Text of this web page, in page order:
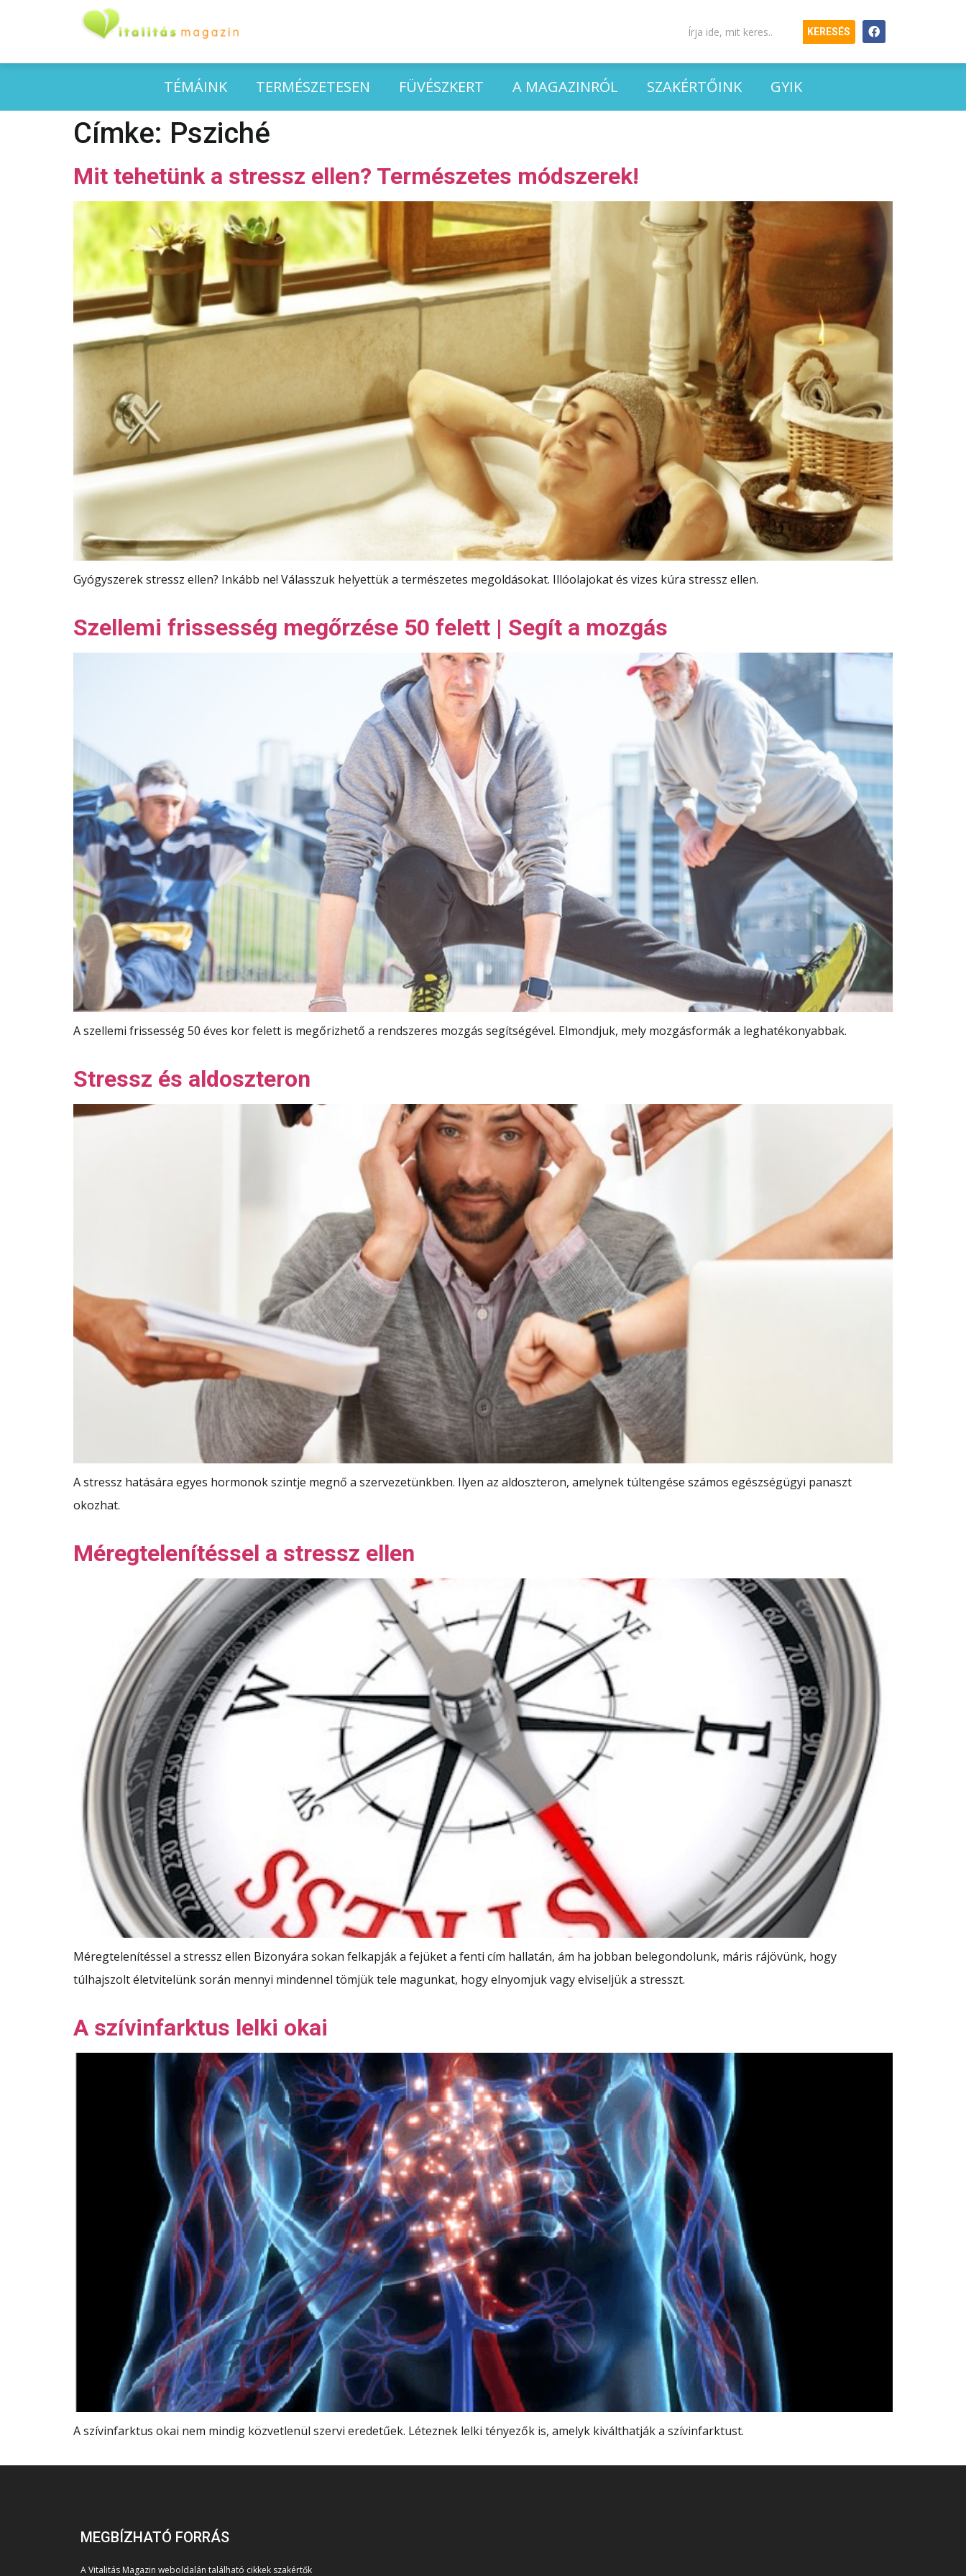
KERESÉS
TÉMÁINK TERMÉSZETESEN FÜVÉSZKERT A MAGAZINRÓL SZAKÉRTŐINK GYIK
Címke: Psziché
Mit tehetünk a stressz ellen? Természetes módszerek!
Gyógyszerek stressz ellen? Inkább ne! Válasszuk helyettük a természetes megoldásokat. Illóolajokat és vizes kúra stressz ellen.
Szellemi frissesség megőrzése 50 felett | Segít a mozgás
A szellemi frissesség 50 éves kor felett is megőrizhető a rendszeres mozgás segítségével. Elmondjuk, mely mozgásformák a leghatékonyabbak.
Stressz és aldoszteron
A stressz hatására egyes hormonok szintje megnő a szervezetünkben. Ilyen az aldoszteron, amelynek túltengése számos egészségügyi panaszt
okozhat.
Méregtelenítéssel a stressz ellen
Méregtelenítéssel a stressz ellen Bizonyára sokan felkapják a fejüket a fenti cím hallatán, ám ha jobban belegondolunk, máris rájövünk, hogy
túlhajszolt életvitelünk során mennyi mindennel tömjük tele magunkat, hogy elnyomjuk vagy elviseljük a stresszt.
A szívinfarktus lelki okai
A szívinfarktus okai nem mindig közvetlenül szervi eredetűek. Léteznek lelki tényezők is, amelyk kiválthatják a szívinfarktust.
MEGBÍZHATÓ FORRÁS
A Vitalitás Magazin weboldalán található cikkek szakértők